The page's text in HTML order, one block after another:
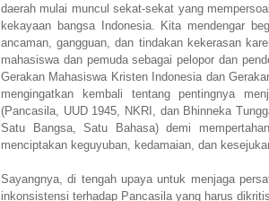
daerah mulai muncul sekat-sekat yang
kekayaan bangsa Indonesia. Kita mendengar
ancaman, gangguan, dan tindakan kekerasan
mahasiswa dan pemuda sebagai pelopor dan
Gerakan Mahasiswa Kristen Indonesia dan
mengingatkan kembali tentang pentingnya
(Pancasila, UUD 1945, NKRI, dan Bhinneka
Satu Bangsa, Satu Bahasa) demi
menciptakan keguyuban, kedamaian, dan
Sayangnya, di tengah upaya untuk menjaga
inkonsistensi terhadap Pancasila yang harus